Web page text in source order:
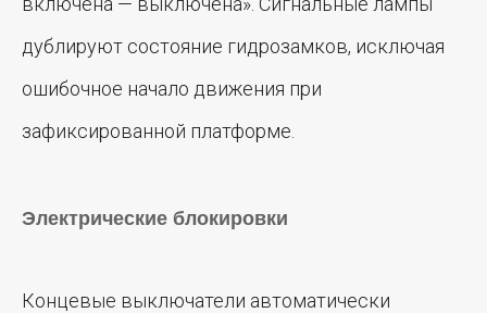
дублируют состояние гидрозамков, исключая
ошибочное начало движения при
зафиксированной платформе.
Электрические блокировки
Концевые выключатели автоматически